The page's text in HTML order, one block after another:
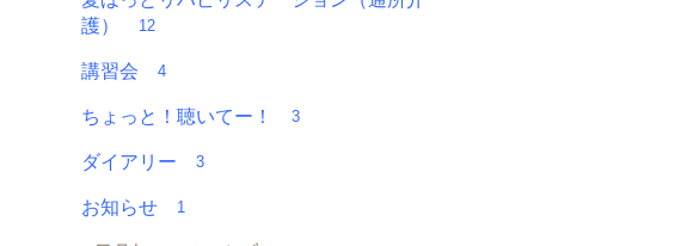
護）
12
講習会 4
ちょっと！聴いてー！ 3
ダイアリー 3
お知らせ 1